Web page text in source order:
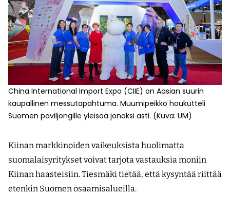
China International Import Expo (CIIE) on Aasian suurin
kaupallinen messutapahtuma. Muumipeikko houkutteli
Suomen paviljongille yleisöä jonoksi asti. (Kuva: UM)
Kiinan markkinoiden vaikeuksista huolimatta
suomalaisyritykset voivat tarjota vastauksia moniin
Kiinan haasteisiin. Tiesmäki tietää, että kysyntää riittää
etenkin Suomen osaamisalueilla.